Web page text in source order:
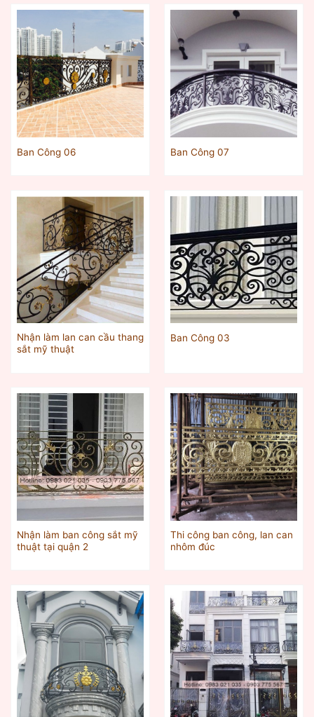
Ban Công 06 Ban Công 07
Nhận làm lan can cầu thang
sắt mỹ thuật
Ban Công 03
Nhận làm ban công sắt mỹ
thuật tại quận 2
Thi công ban công, lan can
nhôm đúc